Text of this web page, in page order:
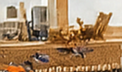
ש
מ
ח
ל